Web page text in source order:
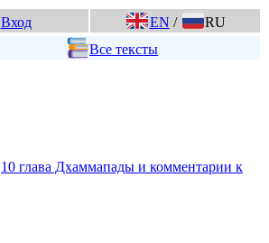
Вход EN /
RU
Все тексты
10 глава Дхаммапады и комментарии к